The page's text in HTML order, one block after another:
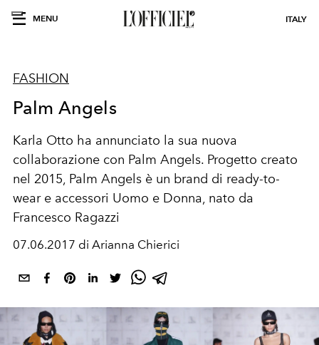
MENU ITALY
FASHION
Palm Angels
Karla Otto ha annunciato la sua nuova
collaborazione con Palm Angels. Progetto creato
nel 2015, Palm Angels è un brand di ready-to-
wear e accessori Uomo e Donna, nato da
Francesco Ragazzi
07.06.2017 di Arianna Chierici